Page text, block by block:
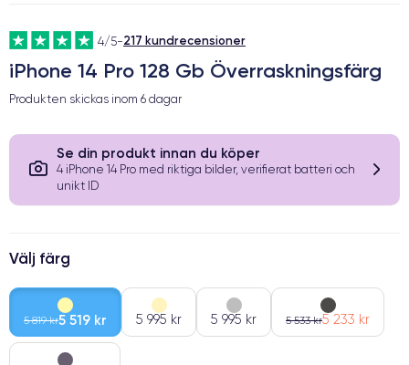
4/5-217 kundrecensioner
iPhone 14 Pro 128 Gb Överraskningsfärg
Produkten skickas inom 6 dagar
Se din produkt innan du köper
4 iPhone 14 Pro med riktiga bilder, verifierat batteri och
unikt ID
Välj färg
5 819 kr5 519 kr 5 995 kr 5 995 kr 5 533 kr5 233 kr